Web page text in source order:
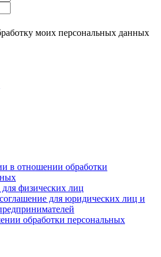
моих персональных данных
в отношении обработки
физических лиц
для юридических лиц и
обработки персональных